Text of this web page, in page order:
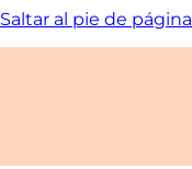
Saltar al pie de página